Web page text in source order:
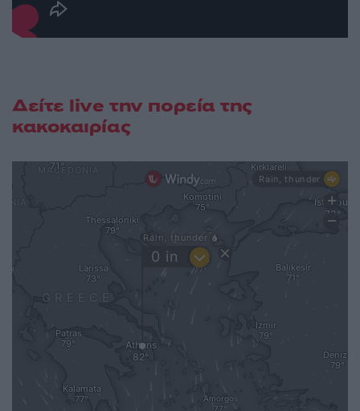
Δείτε live την πορεία της
κακοκαιρίας